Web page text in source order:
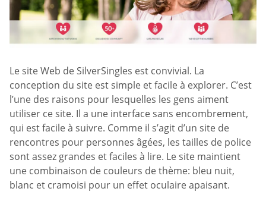
Le site Web de SilverSingles est convivial. La
conception du site est simple et facile à explorer. C’est
l’une des raisons pour lesquelles les gens aiment
utiliser ce site. Il a une interface sans encombrement,
qui est facile à suivre. Comme il s’agit d’un site de
rencontres pour personnes âgées, les tailles de police
sont assez grandes et faciles à lire. Le site maintient
une combinaison de couleurs de thème: bleu nuit,
blanc et cramoisi pour un effet oculaire apaisant.